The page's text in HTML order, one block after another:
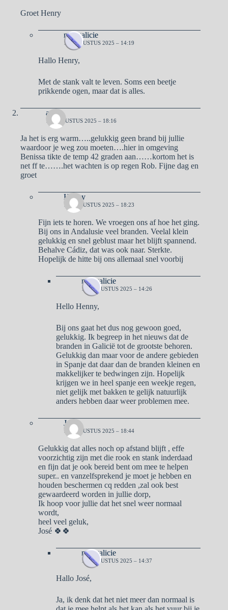
Groet Henry
naargalicie
18 AUGUSTUS 2025 – 14:19
Hallo Henry,
Met de stank valt te leven. Soms een beetje
prikkende ogen, maar dat is alles.
aad
17 AUGUSTUS 2025 – 18:16
Ja het is erg warm…..gelukkig geen brand bij jullie
waardoor je weg zou moeten….hier in omgeving
Benissa tikte de temp 42 graden aan……kortom het is
net ff te…….het wachten is op regen Rob. Fijne dag en
groet
Henny
17 AUGUSTUS 2025 – 18:23
Fijn iets te horen. We vroegen ons af hoe het ging.
Bij ons in Andalusie veel branden. Veelal klein
gelukkig en snel geblust maar het blijft spannend.
Behalve Cádiz, dat was ook naar. Sterkte.
Hopelijk de hitte bij ons allemaal snel voorbij
naargalicie
18 AUGUSTUS 2025 – 14:26
Hello Henny,
Bij ons gaat het dus nog gewoon goed,
gelukkig. Ik begreep in het nieuws dat de
branden in Galicië tot de grootste behoren.
Gelukkig dan maar voor de andere gebieden
in Spanje dat daar dan de branden kleinen en
makkelijker te bedwingen zijn. Hopelijk
krijgen we in heel spanje een weekje regen,
niet gelijk met bakken te gelijk natuurlijk
anders hebben daar weer problemen mee.
José
17 AUGUSTUS 2025 – 18:44
Gelukkig dat alles noch op afstand blijft , effe
voorzichtig zijn met die rook en stank inderdaad
en fijn dat je ook bereid bent om mee te helpen
super.. en vanzelfsprekend je moet je hebben en
houden beschermen cq redden ,zal ook best
gewaardeerd worden in jullie dorp,
Ik hoop voor jullie dat het snel weer normaal
wordt,
heel veel geluk,
José 🍀🍀
naargalicie
18 AUGUSTUS 2025 – 14:37
Hallo José,
Ja, ik denk dat het niet meer dan normaal is